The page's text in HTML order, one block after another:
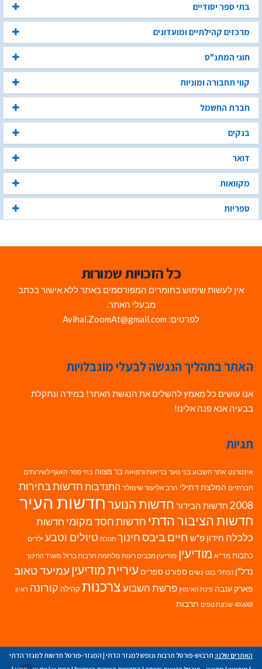
בתי ספר יסודיים
מרכזים קהילתיים ומועדונים
חוגי המתנ"ס
קווי תחבורה ומוניות
חברת החשמל
בנקים
דואר
מקוואות
ספריות
כל הזכויות שמורות
אין לעשות שימוש בחומרים המפורסמים באתר ללא אישור בכתב
מבעלי האתר.
לפרטים: Avihai.ZoomAt@gmail.com
האתר בתהליך הנגשה לבעלי מוגבלויות
אנו עושים כל מאמץ להשלים את הנגשת האתר! במידה ונתקלת
בבעיה אנא פנה אלינו!
תגיות
אינטרנט אתר השבוע בני נוער בריאות ורפואה בר מצווה בתי ספר האגף לשירותים
חברתיים המלצת דתילי הרב אליעזר שינוולד התנדבות חדשות בחירות
2008 חדשות הבידור חדשות הנוערחדשות העיר
חדשות הציבור הדתי חדשות חסד מקומי חדשות
כלכלה חידון פ"ש חיים ביבסחינוך חנוכה טיולים וטבע ילדים
כתבות מד"א מודיעין מודיעין מכבים רעות מלחמת חרבות ברזל משרד החינוך
נדל"ן נפתלי בנט נשים ספורט ספרים עיריית מודיעין עמיעד טאוב
פארק ענבה פינת האימוץ פרשת השבועצרכנות קהילה קורונה ראיון
4X6X8 שכונת נופים תרבות
האתרים שלנו: תרבוש-פורטל תרבות ונופש למגזר הדתי | המגזר-פורטל חדשות למגזר הדתי